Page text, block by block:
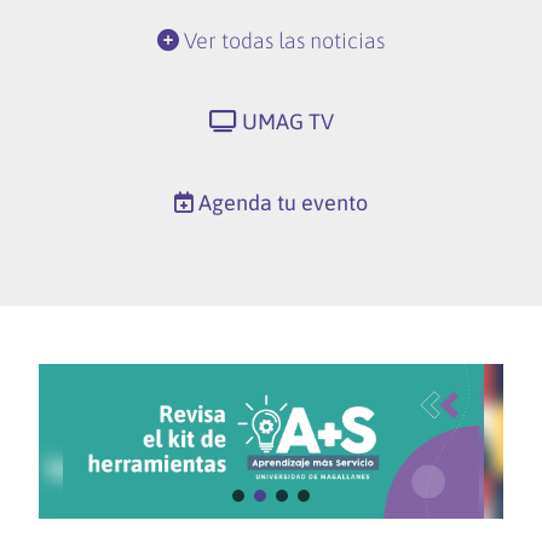
Ver todas las noticias
UMAG TV
Agenda tu evento